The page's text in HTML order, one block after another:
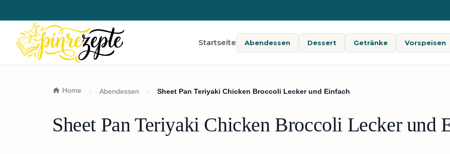
Startseite Abendessen Dessert Getränke Vorspeisen
Home Abendessen Sheet Pan Teriyaki Chicken Broccoli Lecker und Einfach
Sheet Pan Teriyaki Chicken Broccoli Lecker und